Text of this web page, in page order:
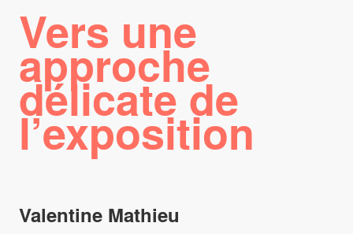
Vers une
approche
délicate de
l’exposition
Valentine Mathieu